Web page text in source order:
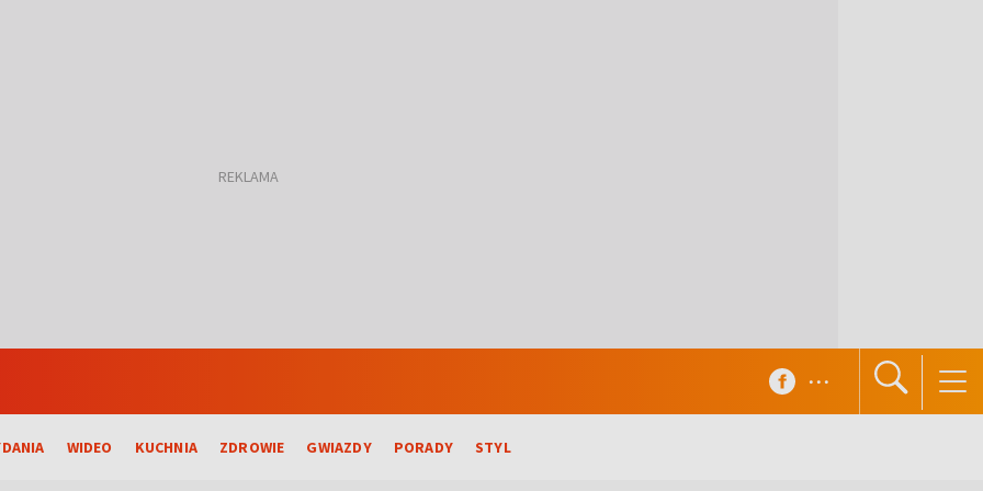
WIDEO KUCHNIA ZDROWIE GWIAZDY PORADY STYL
...